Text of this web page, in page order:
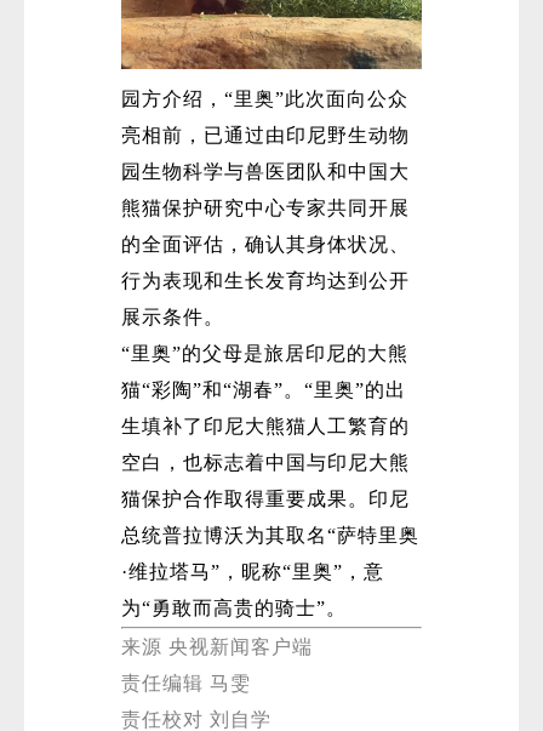
园方介绍，“里奥”此次面向公众
亮相前，已通过由印尼野生动物
园生物科学与兽医团队和中国大
熊猫保护研究中心专家共同开展
的全面评估，确认其身体状况、
行为表现和生长发育均达到公开
展示条件。
“里奥”的父母是旅居印尼的大熊
猫“彩陶”和“湖春”。“里奥”的出
生填补了印尼大熊猫人工繁育的
空白，也标志着中国与印尼大熊
猫保护合作取得重要成果。印尼
总统普拉博沃为其取名“萨特里奥
·维拉塔马”，昵称“里奥”，意
为“勇敢而高贵的骑士”。
来源 央视新闻客户端
责任编辑 马雯
责任校对 刘自学